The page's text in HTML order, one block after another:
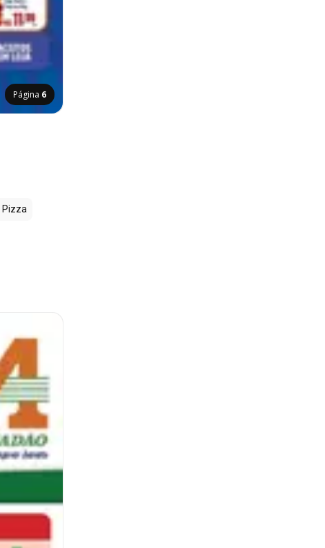
Página 6
Pizza